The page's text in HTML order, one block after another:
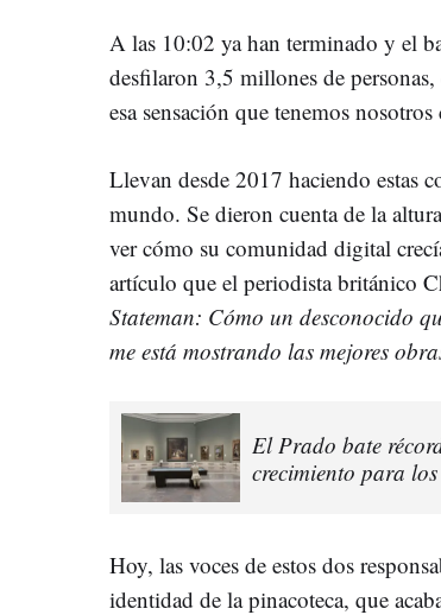
A las 10:02 ya han terminado y el
desfilaron 3,5 millones de
esa sensación que tenemos
Llevan desde 2017 haciendo estas
mundo. Se dieron cuenta de la
ver cómo su comunidad digital
artículo que el periodista británico
Stateman: Cómo un desconocido
me está mostrando las mejores
El Prado bate
crecimiento para los
Hoy, las voces de estos dos
identidad de la pinacoteca, que